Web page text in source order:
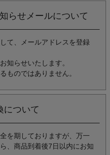
らせメールについて
て、メールアドレスを登録
知らせいたします。
ものではありません。
について
を期しておりますが、万一
、商品到着後7日以内にお知